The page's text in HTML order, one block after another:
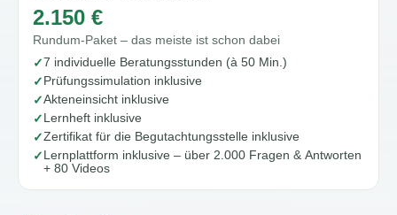
2.150 €
Rundum-Paket – das meiste ist schon dabei
✓7 individuelle Beratungsstunden (à 50 Min.)
✓ Prüfungssimulation inklusive
✓Akteneinsicht inklusive
✓ Lernheft inklusive
✓Zertifikat für die Begutachtungsstelle inklusive
✓ Lernplattform inklusive – über 2.000 Fragen & Antworten
+ 80 Videos